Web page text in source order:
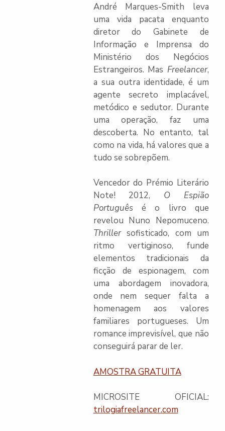
André Marques-Smith leva
uma vida pacata enquanto
diretor do Gabinete de
Informação e Imprensa do
Ministério dos Negócios
Estrangeiros. Mas Freelancer,
a sua outra identidade, é um
agente secreto implacável,
metódico e sedutor. Durante
uma operação, faz uma
descoberta. No entanto, tal
como na vida, há valores que a
tudo se sobrepõem.
Vencedor do Prémio Literário
Note! 2012, O Espião
Portuguêsé o livro que
revelou Nuno Nepomuceno.
Thrillersofisticado, com um
ritmo vertiginoso, funde
elementos tradicionais da
ficção de espionagem, com
uma abordagem inovadora,
onde nem sequer falta a
homenagem aos valores
familiares portugueses. Um
romance imprevisível, que não
conseguirá parar de ler.
AMOSTRA GRATUITA
MICROSITE OFICIAL:
trilogiafreelancer.com